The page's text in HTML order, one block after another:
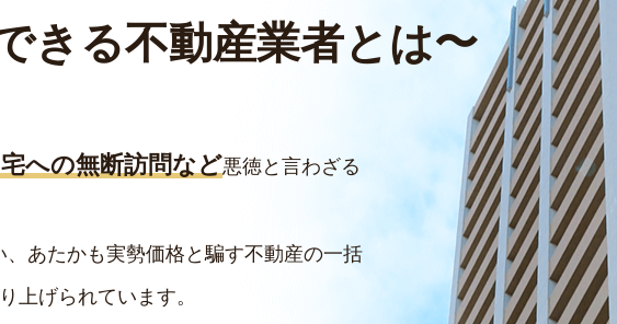
きる不動産業者とは〜
への無断訪問など悪徳と言わざる
、あたかも実勢価格と騙す不動産の一括
上げられています。